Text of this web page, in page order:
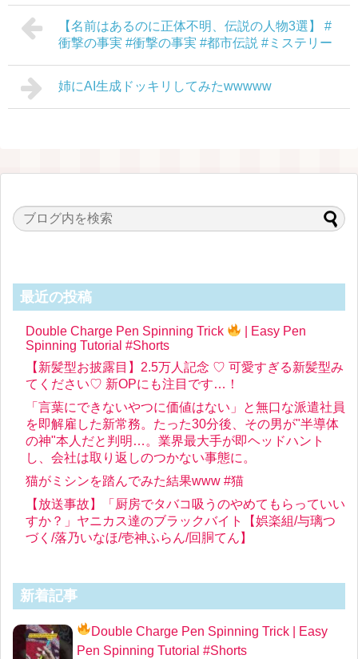
【名前はあるのに正体不明、伝説の人物3選】 #
衝撃の事実 #衝撃の事実 #都市伝説 #ミステリー
姉にAI生成ドッキリしてみたwwwww
最近の投稿
Double Charge Pen Spinning Trick
| Easy Pen
Spinning Tutorial #Shorts
【新髪型お披露目】2.5万人記念 ♡ 可愛すぎる新髪型み
てください♡ 新OPにも注目です…！
「言葉にできないやつに価値はない」と無口な派遣社員
を即解雇した新常務。たった30分後、その男が"半導体
の神"本人だと判明…。業界最大手が即ヘッドハント
し、会社は取り返しのつかない事態に。
猫がミシンを踏んでみた結果www #猫
【放送事故】「厨房でタバコ吸うのやめてもらっていい
すか？」ヤニカス達のブラックバイト【娯楽組/与璃つ
づく/落乃いなほ/壱神ふらん/回胴てん】
新着記事
Double Charge Pen Spinning Trick
| Easy
Pen Spinning Tutorial #Shorts